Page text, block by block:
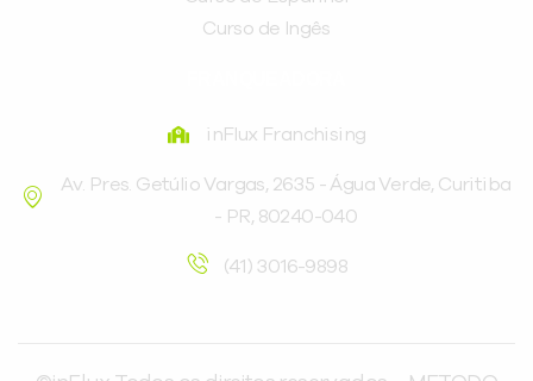
Curso de Ingês
inFlux Franchising
Av. Pres. Getúlio Vargas, 2635 - Água Verde, Curitiba
- PR, 80240-040
(41) 3016-9898